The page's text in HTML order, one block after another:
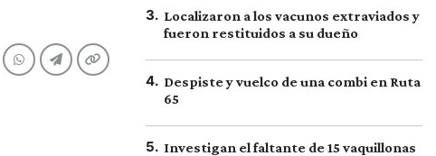
3. Localizaron a los vacunos extraviados y
fueron restituidos a su dueño
4. Despiste y vuelco de una combi en Ruta
65
5. Investigan el faltante de 15 vaquillonas